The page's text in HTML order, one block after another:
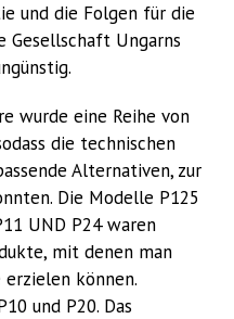
und die Folgen für die
Gesellschaft Ungarns
wurde eine Reihe von
die technischen
Alternativen, zur
Die Modelle P125
UND P24 waren
mit denen man
können.
und P20. Das